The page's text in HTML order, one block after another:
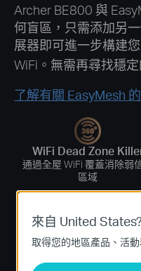
Archer BE800 與
何盲區，只需添加另
展器即可進一步構建
WiFi。無需再尋找穩定
了解有關 EasyMesh
WiFi Dead Zone
通過全屋 WiFi 覆蓋消除弱
區域
不再切
來自 United
取得您的地區產品、活動